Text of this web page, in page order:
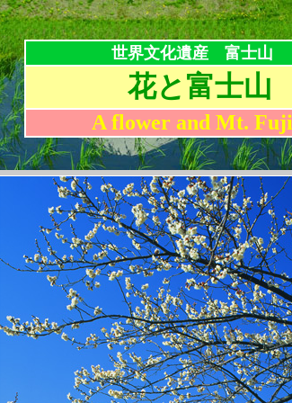
世界文化遺産 富士山
花と富士山
A flower and Mt. Fuji